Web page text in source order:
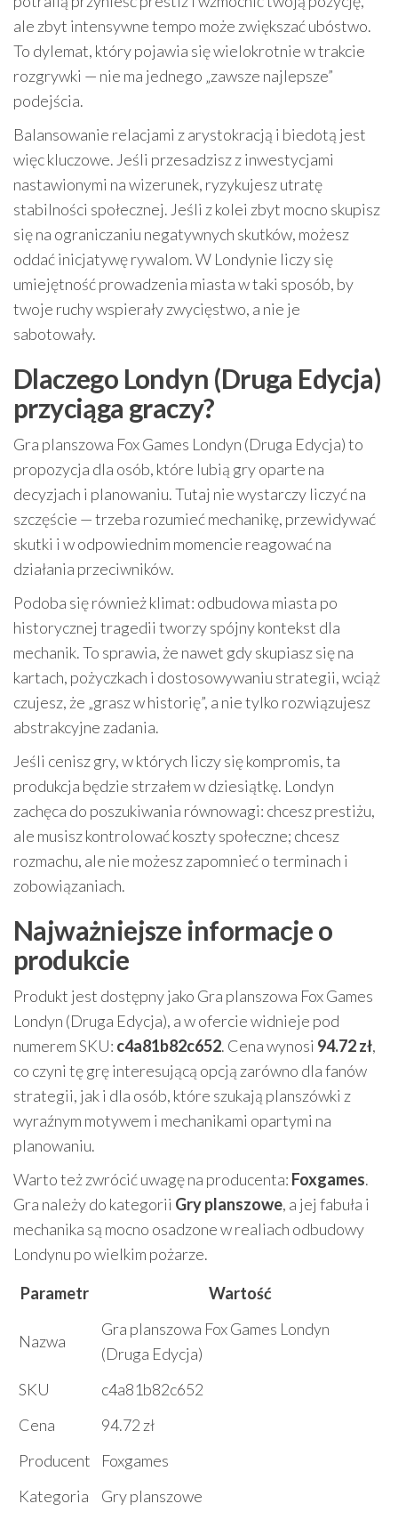
ale zbyt intensywne tempo może zwiększać ubóstwo.
To dylemat, który pojawia się wielokrotnie w trakcie
rozgrywki — nie ma jednego „zawsze najlepsze”
podejścia.
Balansowanie relacjami z arystokracją i biedotą jest
więc kluczowe. Jeśli przesadzisz z inwestycjami
nastawionymi na wizerunek, ryzykujesz utratę
stabilności społecznej. Jeśli z kolei zbyt mocno skupisz
się na ograniczaniu negatywnych skutków, możesz
oddać inicjatywę rywalom. W Londynie liczy się
umiejętność prowadzenia miasta w taki sposób, by
twoje ruchy wspierały zwycięstwo, a nie je
sabotowały.
Dlaczego Londyn (Druga Edycja)
przyciąga graczy?
Gra planszowa Fox Games Londyn (Druga Edycja) to
propozycja dla osób, które lubią gry oparte na
decyzjach i planowaniu. Tutaj nie wystarczy liczyć na
szczęście — trzeba rozumieć mechanikę, przewidywać
skutki i w odpowiednim momencie reagować na
działania przeciwników.
Podoba się również klimat: odbudowa miasta po
historycznej tragedii tworzy spójny kontekst dla
mechanik. To sprawia, że nawet gdy skupiasz się na
kartach, pożyczkach i dostosowywaniu strategii, wciąż
czujesz, że „grasz w historię”, a nie tylko rozwiązujesz
abstrakcyjne zadania.
Jeśli cenisz gry, w których liczy się kompromis, ta
produkcja będzie strzałem w dziesiątkę. Londyn
zachęca do poszukiwania równowagi: chcesz prestiżu,
ale musisz kontrolować koszty społeczne; chcesz
rozmachu, ale nie możesz zapomnieć o terminach i
zobowiązaniach.
Najważniejsze informacje o
produkcie
Produkt jest dostępny jako Gra planszowa Fox Games
Londyn (Druga Edycja), a w ofercie widnieje pod
numerem SKU: c4a81b82c652. Cena wynosi 94.72 zł,
co czyni tę grę interesującą opcją zarówno dla fanów
strategii, jak i dla osób, które szukają planszówki z
wyraźnym motywem i mechanikami opartymi na
planowaniu.
Warto też zwrócić uwagę na producenta: Foxgames.
Gra należy do kategorii Gry planszowe, a jej fabuła i
mechanika są mocno osadzone w realiach odbudowy
Londynu po wielkim pożarze.
Parametr
Wartość
Nazwa
Gra planszowa Fox Games Londyn
(Druga Edycja)
SKU
c4a81b82c652
Cena
94.72 zł
Producent
Foxgames
Kategoria
Gry planszowe